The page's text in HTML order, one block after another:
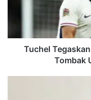
Utama
TimnasTuchel
Tombak